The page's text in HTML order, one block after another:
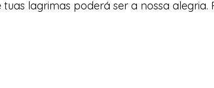
lagrimas poderá ser a nossa alegria.